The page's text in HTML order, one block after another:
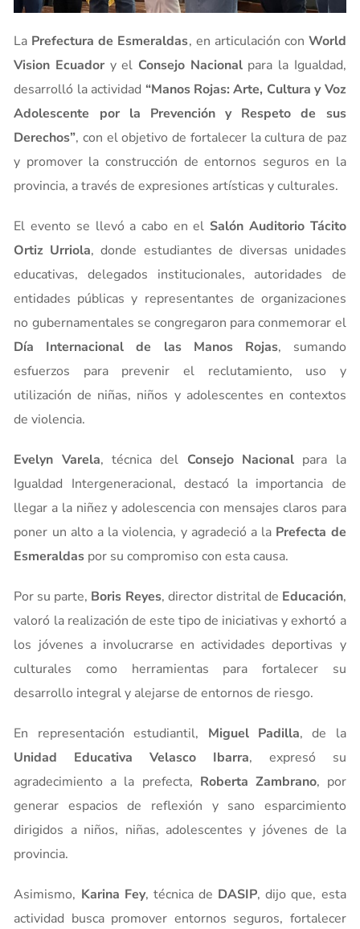
La Prefectura de Esmeraldas, en articulación con World
Vision Ecuador y el Consejo Nacionalpara la Igualdad,
desarrolló la actividad “Manos Rojas: Arte, Cultura y Voz
Adolescente por la Prevención y Respeto de sus
Derechos”, con el objetivo de fortalecer la cultura de paz
y promover la construcción de entornos seguros en la
provincia, a través de expresiones artísticas y culturales.
El evento se llevó a cabo en el Salón Auditorio Tácito
Ortiz Urriola, donde estudiantes de diversas unidades
educativas, delegados institucionales, autoridades de
entidades públicas y representantes de organizaciones
no gubernamentales se congregaron para conmemorar el
Día Internacional de las Manos Rojas, sumando
esfuerzos para prevenir el reclutamiento, uso y
utilización de niñas, niños y adolescentes en contextos
de violencia.
Evelyn Varela, técnica del Consejo Nacionalpara la
Igualdad Intergeneracional, destacó la importancia de
llegar a la niñez y adolescencia con mensajes claros para
poner un alto a la violencia, y agradeció a la Prefecta de
Esmeraldas por su compromiso con esta causa.
Por su parte, Boris Reyes, director distrital de Educación,
valoró la realización de este tipo de iniciativas y exhortó a
los jóvenes a involucrarse en actividades deportivas y
culturales como herramientas para fortalecer su
desarrollo integral y alejarse de entornos de riesgo.
En representación estudiantil, Miguel Padilla, de la
Unidad Educativa Velasco Ibarra, expresó su
agradecimiento a la prefecta, Roberta Zambrano, por
generar espacios de reflexión y sano esparcimiento
dirigidos a niños, niñas, adolescentes y jóvenes de la
provincia.
Asimismo, Karina Fey, técnica de DASIP, dijo que, esta
actividad busca promover entornos seguros, fortalecer